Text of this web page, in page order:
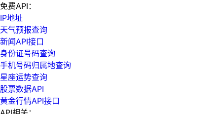
免费API：
IP地址
天气预报查询
新闻API接口
身份证号码查询
手机号码归属地查询
星座运势查询
股票数据API
黄金行情API接口